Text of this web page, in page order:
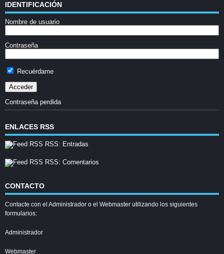
IDENTIFICACIÓN
Nombre de usuario
Contraseña
Recuérdame
Contraseña perdida
ENLACES RSS
RSS: Entradas
RSS: Comentarios
CONTACTO
Contacte con el Administrador o el Webmaster utilizando los siguientes
formularios:
Administrador
Webmaster